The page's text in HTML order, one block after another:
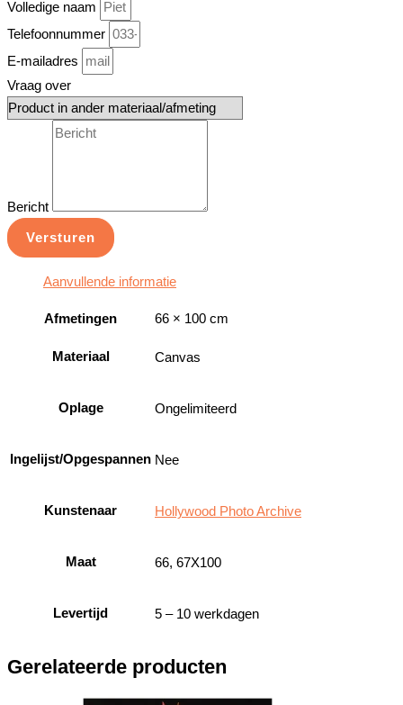
Volledige naam
Telefoonnummer
E-mailadres
Vraag over
Bericht
Versturen
Aanvullende informatie
Afmetingen 66 × 100 cm
Materiaal Canvas
Oplage Ongelimiteerd
Ingelijst/Opgespannen Nee
Kunstenaar Hollywood Photo Archive
Maat 66, 67X100
Levertijd 5 – 10 werkdagen
Gerelateerde producten